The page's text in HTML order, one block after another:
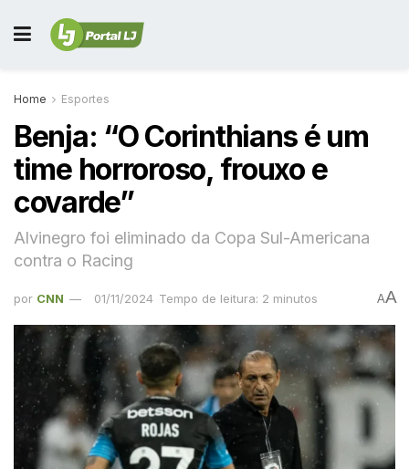
Home Esportes
Benja: “O Corinthians é um
time horroroso, frouxo e
covarde”
Alvinegro foi eliminado da Copa Sul-Americana
contra o Racing
por CNN 01/11/2024 Tempo de leitura: 2 minutos AA